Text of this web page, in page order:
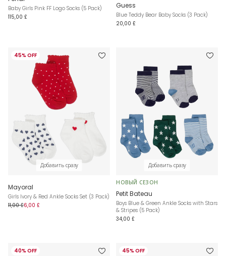
Baby Girls Pink FF Logo Socks (5 Pack)
115,00 £
Guess
Blue Teddy Bear Baby Socks (3 Pack)
20,00 £
45% OFF
Добавить сразу
Mayoral
Girls Ivory & Red Ankle Socks Set (3 Pack)
11,00 £6,00 £
Добавить сразу
НОВЫЙ СЕЗОН
Petit Bateau
Boys Blue & Green Ankle Socks with Stars
& Stripes (5 Pack)
34,00 £
40% OFF 45% OFF